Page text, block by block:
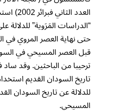
العدد
“الدراسات المَرَوية” للدلالة
حتى نهاية العصر المروي في
قبل العصر المسيحي في
ترحيبا من الباحثين. وقد
تاريخ السودان القديم
للدلالة عن تاريخ السودان
المسيحي.